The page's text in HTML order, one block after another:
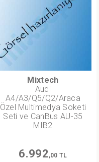
Mixtech
Audi
A4/A3/Q5/Q2/Araca
Özel Multimedya Soketi
Seti ve CanBus AU-35
MIB2
6.992,00 TL